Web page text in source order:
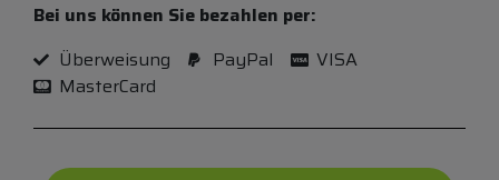
Bei uns können Sie bezahlen per:
Überweisung
PayPal
VISA
MasterCard